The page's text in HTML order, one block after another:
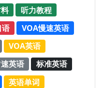
听力教程
语
VOA慢速英语
VOA英语
英语
标准英语
英语单词